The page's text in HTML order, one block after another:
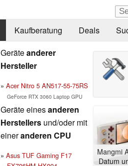
Kaufberatung Deals
Geräteanderer
Hersteller
Acer Nitro 5 AN517-55-75RS
GeForce RTX 3060 Laptop GPU
Geräte einesanderen
Herstellers und/oder mit
eineranderen CPU
Asus TUF Gaming F17
Mangmi
Datum